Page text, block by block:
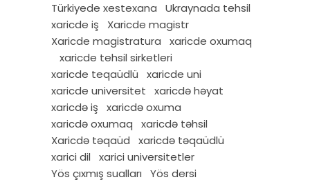
Türkiyede xestexana
Ukraynada tehsil
xaricde iş
Xaricde magistr
Xaricde magistratura
xaricde oxumaq
xaricde tehsil sirketleri
xaricde teqaüdlü
xaricde uni
xaricde universitet
xaricdə həyat
xaricdə iş
xaricdə oxuma
xaricdə oxumaq
xaricdə təhsil
Xaricdə təqaüd
xaricdə təqaüdlü
xarici dil
xarici universitetler
Yös çıxmış sualları
Yös dersi